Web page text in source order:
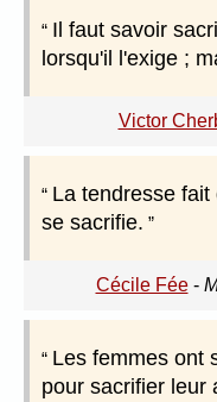
Il faut savoir
lorsqu'il l'exige ;
Victor
La tendresse
se sacrifie.
Cécile Fée-
Les femmes ont
pour sacrifier leur